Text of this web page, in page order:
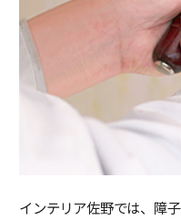
インテリア佐野では、障